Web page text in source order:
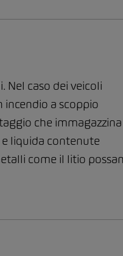
Nel caso dei veicoli
incendio a scoppio
che immagazzina
liquida contenute
come il litio